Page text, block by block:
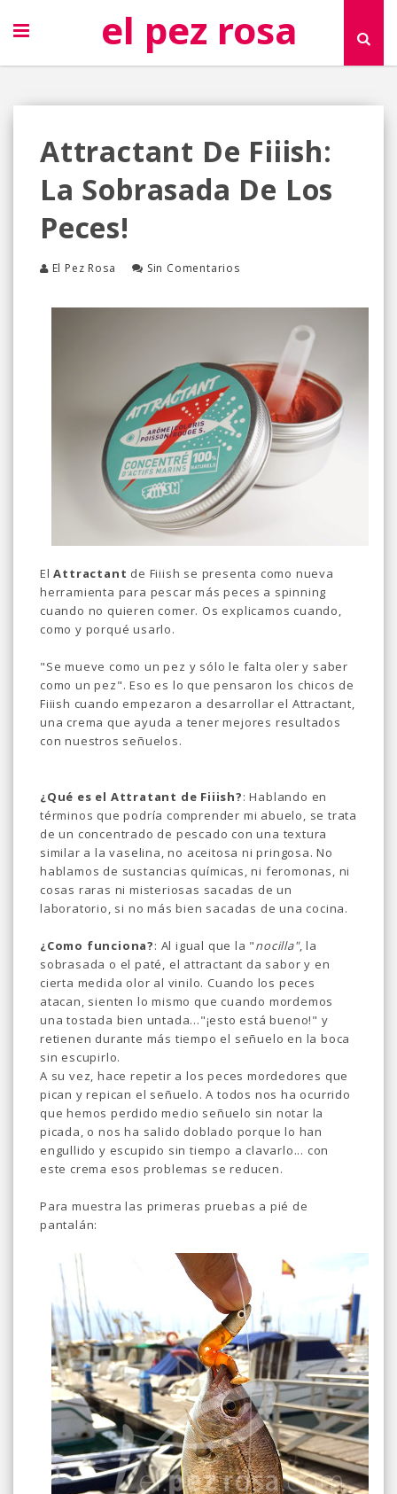
el pez rosa
Attractant De Fiiish:
La Sobrasada De Los
Peces!
El Pez Rosa Sin Comentarios
ElAttractant de Fiiish se presenta como nueva
herramienta para pescar más peces a spinning
cuando no quieren comer. Os explicamos cuando,
como y porqué usarlo.
"Se mueve como un pez y sólo le falta oler y saber
como un pez". Eso es lo que pensaron los chicos de
Fiiish cuando empezaron a desarrollar el Attractant,
una crema que ayuda a tener mejores resultados
con nuestros señuelos.
¿Qué es el Attratant de Fiiish?: Hablando en
términos que podría comprender mi abuelo, se trata
de un concentrado de pescado con una textura
similar a la vaselina, no aceitosa ni pringosa. No
hablamos de sustancias químicas, ni feromonas, ni
cosas raras ni misteriosas sacadas de un
laboratorio, si no más bien sacadas de una cocina.
¿Como funciona?: Al igual que la "nocilla", la
sobrasada o el paté, el attractant da sabor y en
cierta medida olor al vinilo. Cuando los peces
atacan, sienten lo mismo que cuando mordemos
una tostada bien untada..."¡esto está bueno!" y
retienen durante más tiempo el señuelo en la boca
sin escupirlo.
A su vez, hace repetir a los peces mordedores que
pican y repican el señuelo. A todos nos ha ocurrido
que hemos perdido medio señuelo sin notar la
picada, o nos ha salido doblado porque lo han
engullido y escupido sin tiempo a clavarlo... con
este crema esos problemas se reducen.
Para muestra las primeras pruebas a pié de
pantalán: